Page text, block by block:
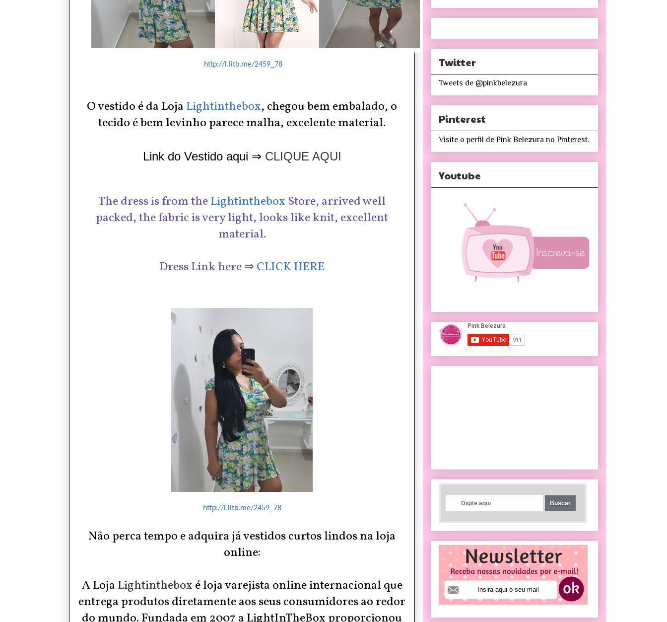
http://l.litb.me/2459_78
O vestido é da Loja Lightinthebox, chegou bem embalado, o
tecido é bem levinho parece malha, excelente material.
Link do Vestido aqui ⇒ CLIQUE AQUI
The dress is from theLightinthebox Store, arrived well
packed, the fabric is very light, looks like knit, excellent
material.
Dress Link here ⇒ CLICK HERE
http://l.litb.me/2459_78
Não perca tempo e adquira já vestidos curtos lindos na loja
online:
A Loja Lightinthebox é loja varejista online internacional que
entrega produtos diretamente aos seus consumidores ao redor
do mundo. Fundada em 2007 a LightInTheBox proporcionou
Twitter
Tweets de @pinkbelezura
Pinterest
Visite o perfil de Pink Belezura no Pinterest.
Youtube